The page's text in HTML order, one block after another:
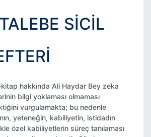
SICIL
hakkında Ali Haydar Bey zeka
bilgi yoklaması olmaması
vurgulamakta; bu nedenle
yeteneğin, kabiliyetin, istidadın
özel kabiliyetlerin süreç tanılaması